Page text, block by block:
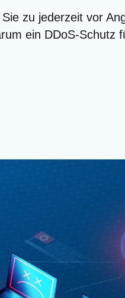
zu jederzeit vor
ein DDoS-Schutz